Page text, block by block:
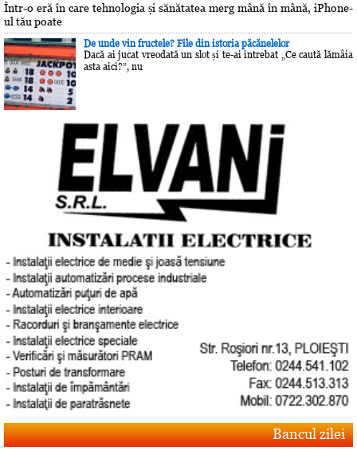
Într-o eră în care tehnologia și sănătatea merg mână în mână, iPhone-
ul tău poate
De unde vin fructele? File din istoria păcănelelor
Dacă ai jucat vreodată un slot și te-ai întrebat „Ce caută lămâia
asta aici?”, nu
Bancul zilei